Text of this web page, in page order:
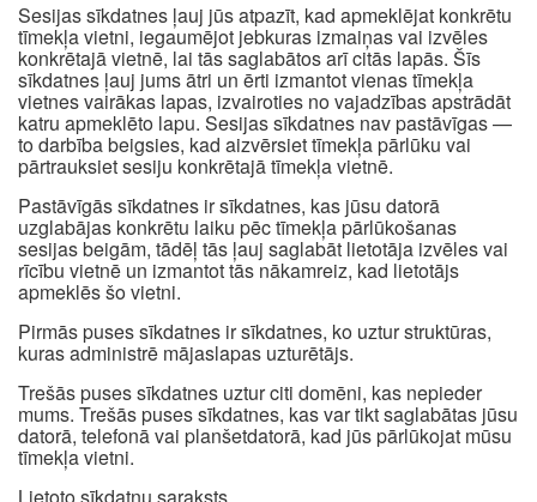
Sesijas sīkdatnes ļauj jūs atpazīt, kad apmeklējat konkrētu
tīmekļa vietni, iegaumējot jebkuras izmaiņas vai izvēles
konkrētajā vietnē, lai tās saglabātos arī citās lapās. Šīs
sīkdatnes ļauj jums ātri un ērti izmantot vienas tīmekļa
vietnes vairākas lapas, izvairoties no vajadzības apstrādāt
katru apmeklēto lapu. Sesijas sīkdatnes nav pastāvīgas —
to darbība beigsies, kad aizvērsiet tīmekļa pārlūku vai
pārtrauksiet sesiju konkrētajā tīmekļa vietnē.
Pastāvīgās sīkdatnes ir sīkdatnes, kas jūsu datorā
uzglabājas konkrētu laiku pēc tīmekļa pārlūkošanas
sesijas beigām, tādēļ tās ļauj saglabāt lietotāja izvēles vai
rīcību vietnē un izmantot tās nākamreiz, kad lietotājs
apmeklēs šo vietni.
Pirmās puses sīkdatnes ir sīkdatnes, ko uztur struktūras,
kuras administrē mājaslapas uzturētājs.
Trešās puses sīkdatnes uztur citi domēni, kas nepieder
mums. Trešās puses sīkdatnes, kas var tikt saglabātas jūsu
datorā, telefonā vai planšetdatorā, kad jūs pārlūkojat mūsu
tīmekļa vietni.